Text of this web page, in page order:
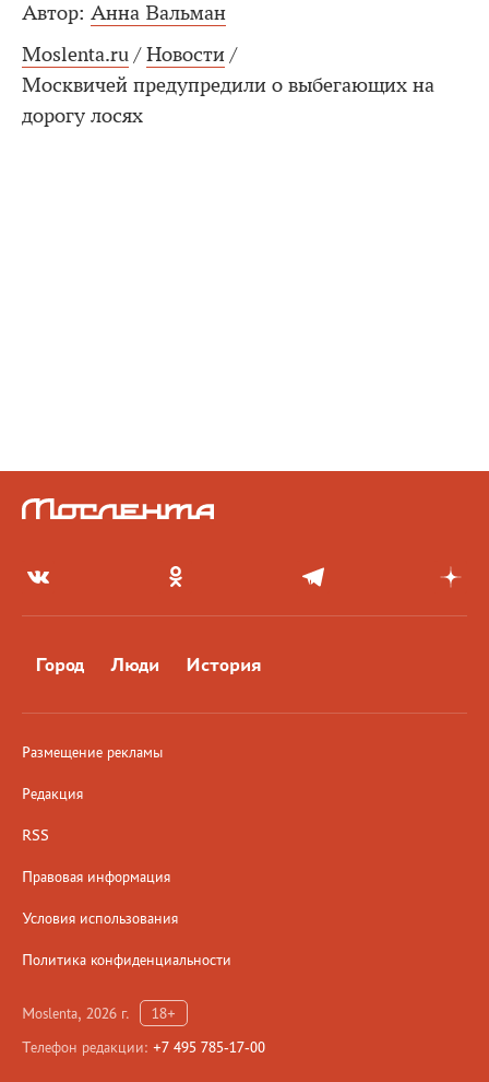
Автор: Анна Вальман
Moslenta.ru / Новости /
Москвичей предупредили о выбегающих на
дорогу лосях
Город Люди История
Размещение рекламы
Редакция
RSS
Правовая информация
Условия использования
Политика конфиденциальности
Moslenta, 2026 г.
18+
Телефон редакции: +7 495 785-17-00